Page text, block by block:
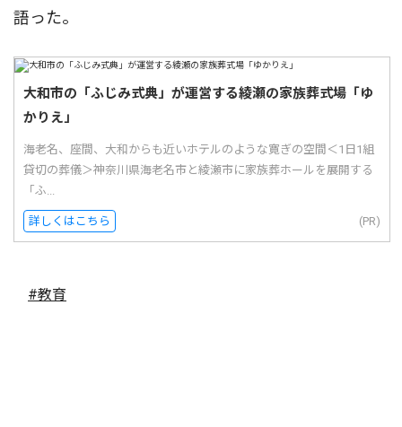
語った。
大和市の「ふじみ式典」が運営する綾瀬の家族葬式場「ゆ
かりえ」
海老名、座間、大和からも近いホテルのような寛ぎの空間＜1日1組
貸切の葬儀＞神奈川県海老名市と綾瀬市に家族葬ホールを展開する
「ふ...
詳しくはこちら (PR)
#教育